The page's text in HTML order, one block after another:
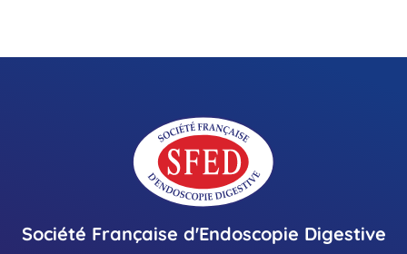
Société Française d'Endoscopie Digestive